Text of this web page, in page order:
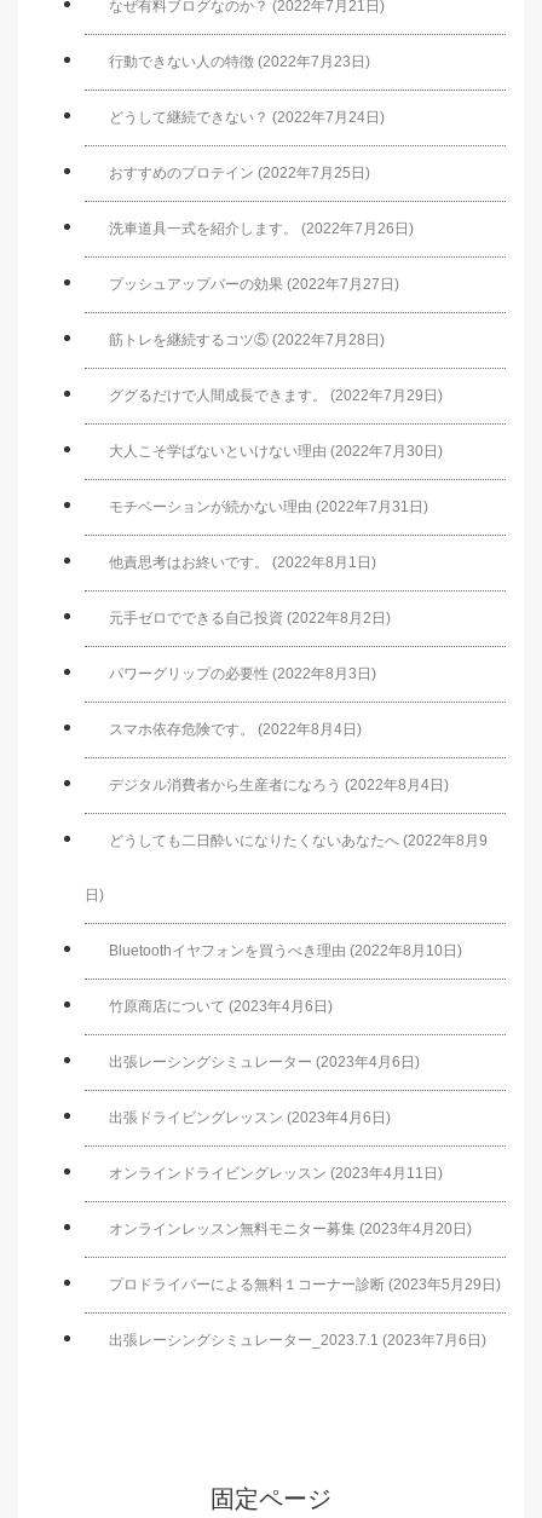
なぜ有料ブログなのか？ (2022年7月21日)
行動できない人の特徴 (2022年7月23日)
どうして継続できない？ (2022年7月24日)
おすすめのプロテイン (2022年7月25日)
洗車道具一式を紹介します。 (2022年7月26日)
プッシュアップバーの効果 (2022年7月27日)
筋トレを継続するコツ⑤ (2022年7月28日)
ググるだけで人間成長できます。 (2022年7月29日)
大人こそ学ばないといけない理由 (2022年7月30日)
モチベーションが続かない理由 (2022年7月31日)
他責思考はお終いです。 (2022年8月1日)
元手ゼロでできる自己投資 (2022年8月2日)
パワーグリップの必要性 (2022年8月3日)
スマホ依存危険です。 (2022年8月4日)
デジタル消費者から生産者になろう (2022年8月4日)
どうしても二日酔いになりたくないあなたへ (2022年8月9
日)
Bluetoothイヤフォンを買うべき理由 (2022年8月10日)
竹原商店について (2023年4月6日)
出張レーシングシミュレーター (2023年4月6日)
出張ドライビングレッスン (2023年4月6日)
オンラインドライビングレッスン (2023年4月11日)
オンラインレッスン無料モニター募集 (2023年4月20日)
プロドライバーによる無料１コーナー診断 (2023年5月29日)
出張レーシングシミュレーター_2023.7.1 (2023年7月6日)
固定ページ